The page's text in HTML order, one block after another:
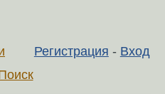
Регистрация - Вход